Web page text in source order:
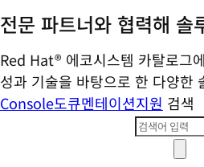
전문 파트너와 협력해 솔
Red Hat® 에코시스템 카탈로그
성과 기술을 바탕으로 한 다양한
Console도큐멘테이션지원 검색